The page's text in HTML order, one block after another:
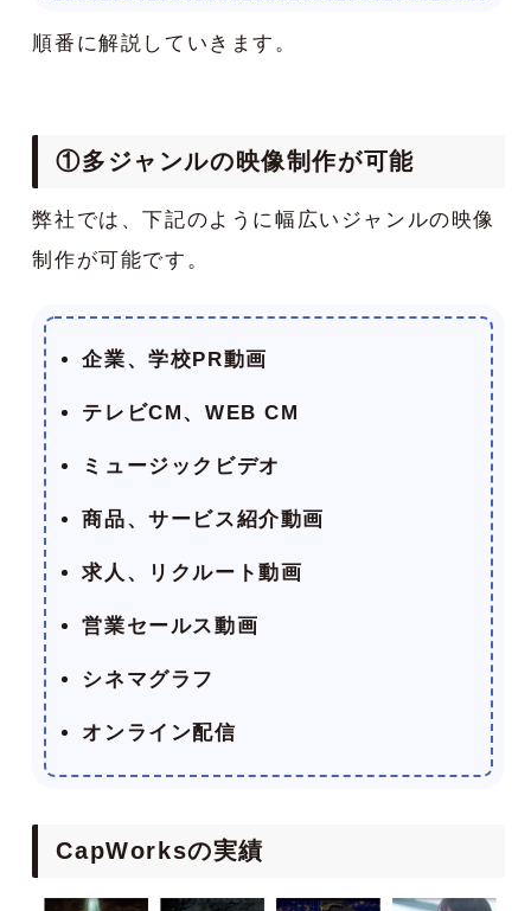
順番に解説していきます。
①多ジャンルの映像制作が可能
弊社では、下記のように幅広いジャンルの映像
制作が可能です。
企業、学校PR動画
テレビCM、WEB CM
ミュージックビデオ
商品、サービス紹介動画
求人、リクルート動画
営業セールス動画
シネマグラフ
オンライン配信
CapWorksの実績